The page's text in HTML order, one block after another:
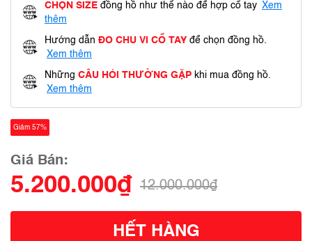
CHỌN SIZE đồng hồ như thế nào để hợp cổ tay Xem
thêm
Hướng dẫn ĐO CHU VI CỔ TAY để chọn đồng hồ.
Xem thêm
Những CÂU HỎI THƯỜNG GẶP khi mua đồng hồ.
Xem thêm
Giảm 57%
Giá Bán:
5.200.000₫ 12.000.000₫
HẾT HÀNG